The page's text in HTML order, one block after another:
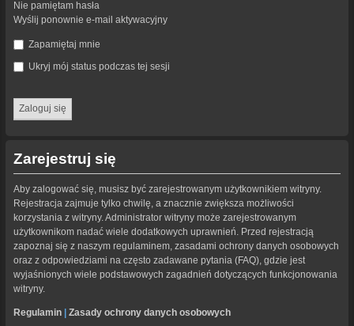
Nie pamiętam hasła
Wyślij ponownie e-mail aktywacyjny
Zapamiętaj mnie
Ukryj mój status podczas tej sesji
Zarejestruj się
Aby zalogować się, musisz być zarejestrowanym użytkownikiem witryny.
Rejestracja zajmuje tylko chwilę, a znacznie zwiększa możliwości
korzystania z witryny. Administrator witryny może zarejestrowanym
użytkownikom nadać wiele dodatkowych uprawnień. Przed rejestracją
zapoznaj się z naszym regulaminem, zasadami ochrony danych osobowych
oraz z odpowiedziami na często zadawane pytania (FAQ), gdzie jest
wyjaśnionych wiele podstawowych zagadnień dotyczących funkcjonowania
witryny.
Regulamin Zasady ochrony danych osobowych